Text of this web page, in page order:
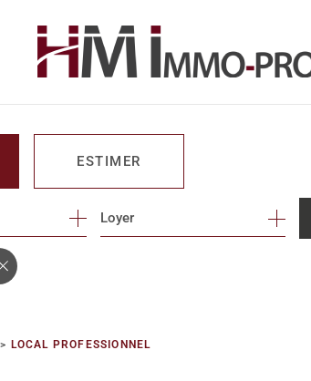
ESTIMER
Loyer
LOCAL PROFESSIONNEL